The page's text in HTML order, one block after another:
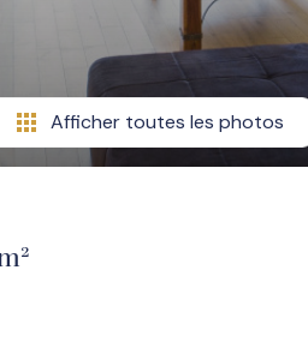
Afficher toutes les photos